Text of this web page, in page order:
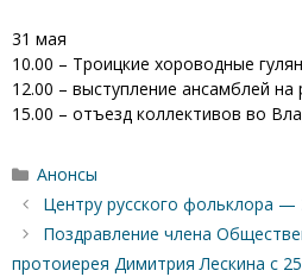
31 мая
10.00 – Троицкие хороводные
12.00 – выступление ансамблей
15.00 – отъезд коллективов во
Рубрики
Анонсы
Центру русского фольклора —
Поздравление члена
протоиерея Димитрия Лескина с